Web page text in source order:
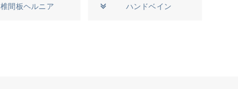
椎間板ヘルニア ハンドベイン